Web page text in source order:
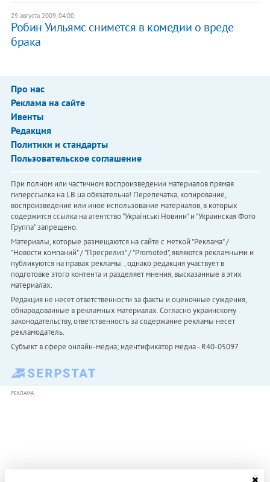
29 августа 2009, 04:00
Робин Уильямс снимется в комедии о вреде
брака
Про нас
Реклама на сайте
Ивенты
Редакция
Политики и стандарты
Пользовательское соглашение
При полном или частичном воспроизведении материалов прямая
гиперссылка на LB.ua обязательна! Перепечатка, копирование,
воспроизведение или иное использование материалов, в которых
содержится ссылка на агентство "Українськi Новини" и "Украинская Фото
Группа" запрещено.
Материалы, которые размещаются на сайте с меткой "Реклама" /
"Новости компаний" / "Пресрелиз" / "Promoted", являются рекламными и
публикуются на правах рекламы. , однако редакция участвует в
подготовке этого контента и разделяет мнения, высказанные в этих
материалах.
Редакция не несет ответственности за факты и оценочные суждения,
обнародованные в рекламных материалах. Согласно украинскому
законодательству, ответственность за содержание рекламы несет
рекламодатель.
Субъект в сфере онлайн-медиа; идентификатор медиа - R40-05097
РЕКЛАМА